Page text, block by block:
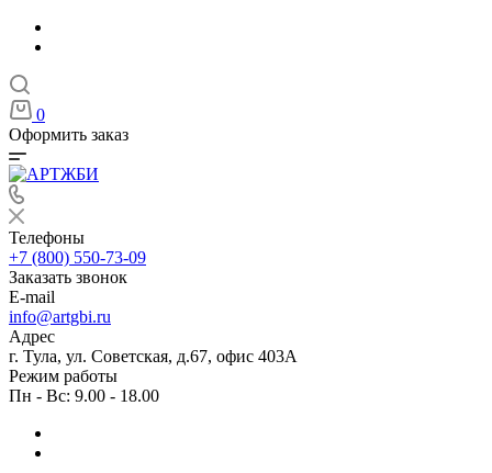
0
Оформить заказ
Телефоны
+7 (800) 550-73-09
Заказать звонок
E-mail
info@artgbi.ru
Адрес
г. Тула, ул. Советская, д.67, офис 403А
Режим работы
Пн - Вс: 9.00 - 18.00